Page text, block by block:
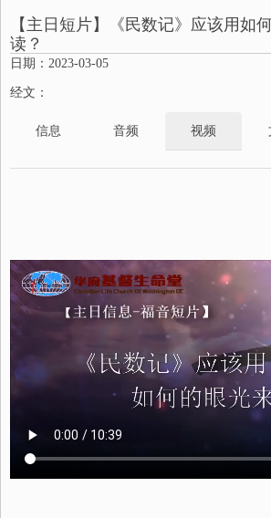
【主日短片】《民数记》应该用如
读？
日期：2023-03-05
经文：
信息 音频 视频